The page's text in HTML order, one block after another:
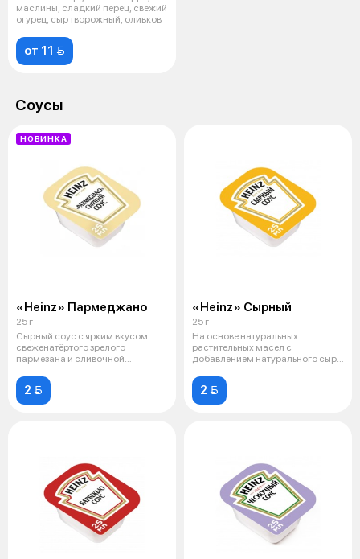
маслины, сладкий перец, свежий
огурец, сыр творожный, оливков
от 11 
Соусы
НОВИНКА
«Heinz» Пармеджано
25 г
Сырный соус с ярким вкусом
свеженатёртого зрелого
пармезана и сливочной
2 
«Heinz» Сырный
25 г
На основе натуральных
растительных масел с
добавлением натурального сыра
2 